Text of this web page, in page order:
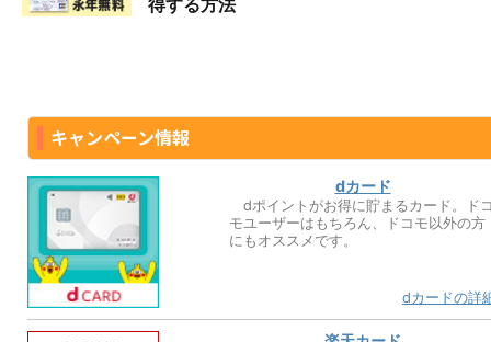
得する方法
キャンペーン情報
dカード
dポイントがお得に貯まるカード。ド
モユーザーはもちろん、ドコモ以外の方
にもオススメです。
dカードの詳